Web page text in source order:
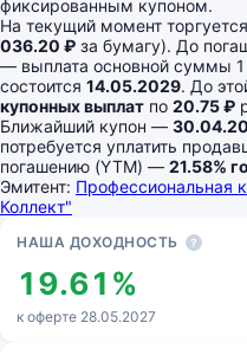
фиксированным купоном.
На текущий момент
036.20 ₽ за бумагу). До
— выплата основной суммы
состоится 14.05.2029. До
купонных выплат по 20.75 ₽
Ближайший купон —
потребуется уплатить
погашению (YTM) — 21.58%
Эмитент: Профессиональная
Коллект"
Основные
НАША ДОХОДНОСТЬ ?
19.61%
к оферте 28.05.2027